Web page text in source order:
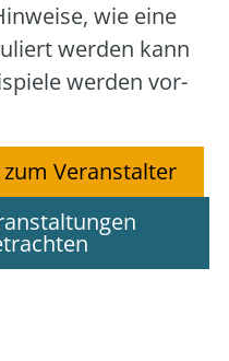
wie eine
wer­den kann
wer­den vor­
Veranstalter